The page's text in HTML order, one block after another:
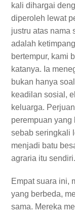
kali dihargai
diperoleh lewat
justru atas nama
adalah
bertempur, kami
katanya. Ia
bukan hanya
keadilan sosial,
keluarga.
perempuan yang
sebab seringkali
menjadi batu
agraria itu sendiri.
Empat suara ini,
yang berbeda,
sama. Mereka